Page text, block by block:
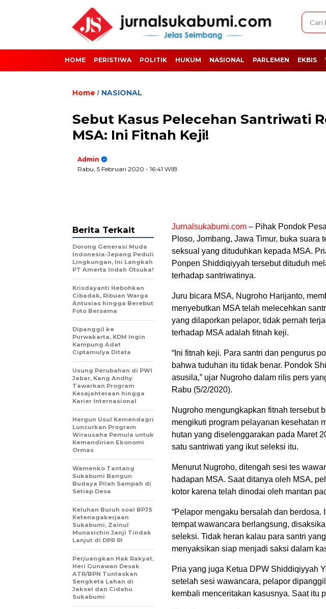
HOME PERISTIWA POLITIK HUKUM NASIONAL PARLEMEN EKBIS
Home / NASIONAL
Sebut Kasus Pelecehan Santriwati
MSA: Ini Fitnah Keji!
Admin
Rabu, 5 Februari 2020 - 16:41 WIB
Jurnalsukabumi.com – Pihak Pondok
Ploso, Jombang, Jawa Timur, buka suara
seksual yang dituduhkan kepada MSA.
Ponpen Shiddiqiyyah tersebut dituduh
terhadap santriwatinya.
Juru bicara MSA, Nugroho Harijanto,
menyebutkan MSA telah melecehkan
yang dilaporkan pelapor, tidak pernah
terhadap MSA adalah fitnah keji.
“Ini fitnah keji. Para santri dan pengurus
bahwa tuduhan itu tidak benar. Pondok
asusila,” ujar Nugroho dalam rilis pers
Rabu (5/2/2020).
Nugroho mengungkapkan fitnah tersebut
mengikuti program pelayanan kesehatan
hutan yang diselenggarakan pada Maret
satu santriwati yang ikut seleksi itu.
Menurut Nugroho, ditengah sesi tes
hadapan MSA. Saat ditanya oleh MSA,
kotor karena telah dinodai oleh mantan
“Pelapor mengaku bersalah dan berdosa.
tempat wawancara berlangsung,
seleksi. Tidak heran kalau para santri
menyaksikan siap menjadi saksi dalam
Pria yang juga Ketua DPW Shiddiqiyyah
setelah sesi wawancara, pelapor
kembali menceritakan kasusnya. Saat itu
Berita Terkait
Dorong Generasi Muda
Indonesia-Jepang Peduli
Lingkungan, Ini Langkah
PT Amerta Indah Otsuka!
Krisdayanti Hebohkan
Cibadak, Ribuan Warga
Antusias hingga Berebut
Foto Bersama
Dipanggil ke
Purwakarta, KDM Ingin
Kampung Adat
Ciptamulya Ditata
Usung Perubahan di PWI
Jabar, Kang Andhy
Tawarkan Program
Kesejahteraan hingga
Karier Internasional
Hergun Usul Kemendagri
Luncurkan Program
Wirausaha Pemula untuk
Kemandirian Ekonomi
Ormas
Wamenko Tantang
Sukabumi Bangun
Budaya Pilah Sampah di
Setiap Desa
Keluhan Buruh soal BPJS
Ketenagakerjaan
Sukabumi, Zainul
Munasichin Janji Tindak
Lanjut di DPR RI
Perjuangkan Hak Rakyat,
Heri Gunawan Desak
ATR/BPN Tuntaskan
Sengketa Lahan di
Jaksel dan Cidahu
Sukabumi